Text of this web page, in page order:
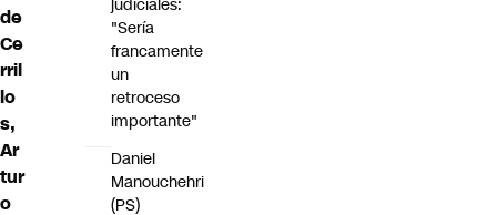
de
Ce
rril
lo
s,
Ar
tur
o
judiciales:
"Sería
francamente
un
retroceso
importante"
Daniel
Manouchehri
(PS)